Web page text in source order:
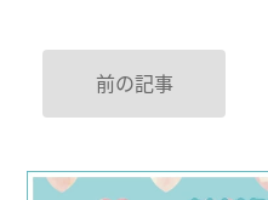
前の記事